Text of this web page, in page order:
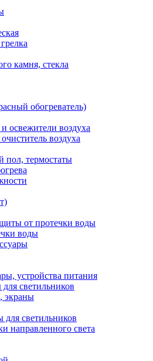
камня, стекла
обогреватель)
освежители воздуха
воздуха
пол, термостаты
от протечки воды
воды
устройства питания
светильников
экраны
для светильников
направленного света